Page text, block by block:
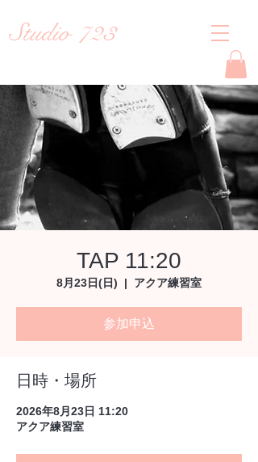
Studio 723
TAP 11:20
8月23日(日)
  |
アクア練習室
参加申込
日時・場所
2026年8月23日 11:20
アクア練習室